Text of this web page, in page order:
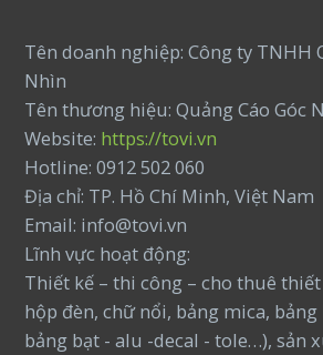
Tên doanh nghiệp: Công ty TNHH
Nhìn
Tên thương hiệu: Quảng Cáo Góc
Website: https://tovi.vn
Hotline: 0912 502 060
Địa chỉ: TP. Hồ Chí Minh, Việt Nam
Email: info@tovi.vn
Lĩnh vực hoạt động:
Thiết kế – thi công – cho thuê
hộp đèn, chữ nổi, bảng mica, bảng
bảng bạt - alu -decal - tole…), sản